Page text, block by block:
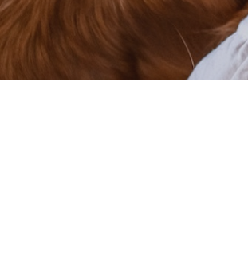
0120-40-1387